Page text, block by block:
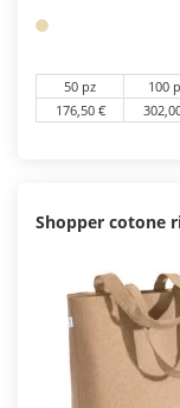
50 pz 100
176,50 €
Shopper cotone